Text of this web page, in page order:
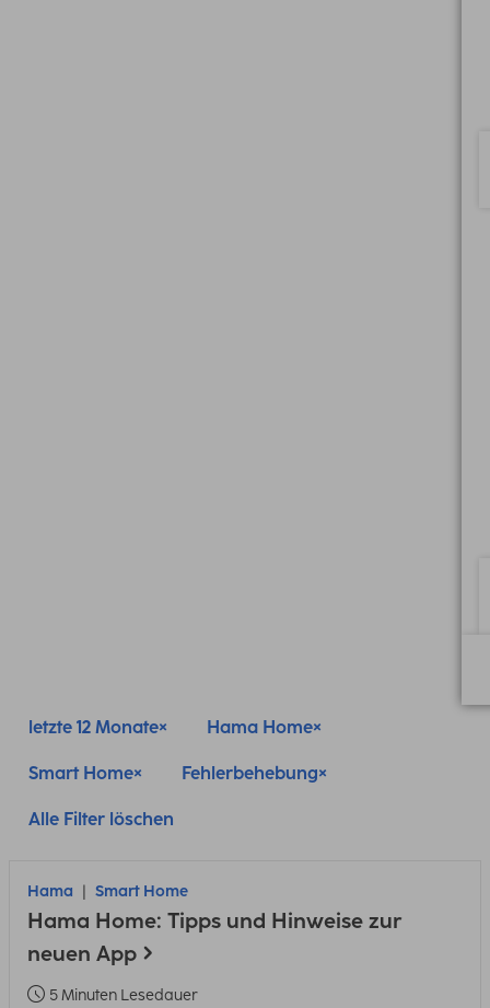
letzte 12 Monate Hama Home
Smart Home Fehlerbehebung
Alle Filter löschen
Hama Smart Home
Hama Home: Tipps und Hinweise zur
neuen App
5 Minuten Lesedauer